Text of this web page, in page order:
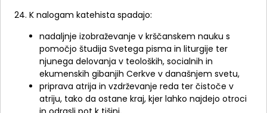
24. K nalogam katehista spadajo:
nadaljnje izobraževanje v krščanskem nauku s
pomočjo študija Svetega pisma in liturgije ter
njunega delovanja v teoloških, socialnih in
ekumenskih gibanjih Cerkve v današnjem svetu,
priprava atrija in vzdrževanje reda ter čistoče v
atriju, tako da ostane kraj, kjer lahko najdejo otroci